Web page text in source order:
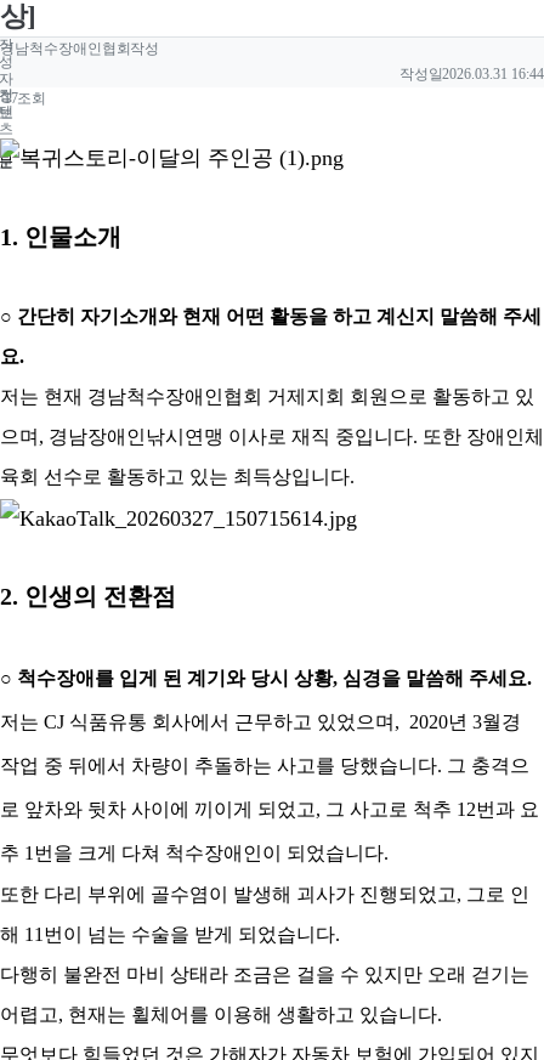
상]
작
성
자
정
보
경남척수장애인협회 작성
작성일2026.03.31 16:44
컨
텐
츠
정
보
17조회
본
문
1. 인물소개
○ 간단히 자기소개와 현재 어떤 활동을 하고 계신지 말씀해 주세
요.
저는 현재 경남척수장애인협회 거제지회 회원으로 활동하고 있
으며 , 경남장애인낚시연맹 이사로 재직 중입니다. 또한 장애인체
육회 선수로 활동하고 있는 최득상입니다.
2. 인생의 전환점
○ 척수장애를 입게 된 계기와 당시 상황, 심경을 말씀해 주세요.
저는 CJ 식품유통 회사에서 근무하고 있었으며, 2020년 3월경
작업 중 뒤에서 차량이 추돌하는 사고를 당했습니다. 그 충격으
로 앞차와 뒷차 사이에 끼이게 되었고, 그 사고로 척추 12번과 요
추 1 번을 크게 다쳐 척수장애인이 되었습니다.
또한 다리 부위에 골수염이 발생해 괴사가 진행되었고, 그로 인
해 11 번이 넘는 수술을 받게 되었습니다.
다행히 불완전 마비 상태라 조금은 걸을 수 있지만 오래 걷기는
어렵고, 현재는 휠체어를 이용해 생활하고 있습니다.
무엇보다 힘들었던 것은 가해자가 자동차 보험에 가입되어 있지